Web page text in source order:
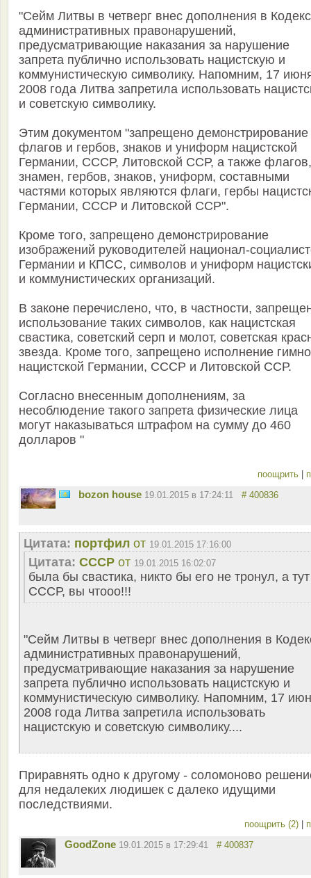
"Сейм Литвы в четверг внес дополнения в Кодекс
административных правонарушений,
предусматривающие наказания за нарушение
запрета публично использовать нацистскую и
коммунистическую символику. Напомним, 17
2008 года Литва запретила использовать
и советскую символику.
Этим документом "запрещено демонстрирование
флагов и гербов, знаков и униформ нацистской
Германии, СССР, Литовской ССР, а также флагов,
знамен, гербов, знаков, униформ, составными
частями которых являются флаги, гербы
Германии, СССР и Литовской ССР".
Кроме того, запрещено демонстрирование
изображений руководителей национал-
Германии и КПСС, символов и униформ
и коммунистических организаций.
В законе перечислено, что, в частности,
использование таких символов, как нацистская
свастика, советский серп и молот, советская
звезда. Кроме того, запрещено исполнение
нацистской Германии, СССР и Литовской ССР.
Согласно внесенным дополнениям, за
несоблюдение такого запрета физические лица
могут наказываться штрафом на сумму до 460
долларов "
поощрить
bozon house 19.01.2015 в 17:24:11 # 400836
Цитата: портфил от 19.01.2015 17:16:00
Цитата: СССР от 19.01.2015 16:02:07
была бы свастика, никто бы его не тронул, а тут
СССР, вы чтооо!!!
"Сейм Литвы в четверг внес дополнения в
административных правонарушений,
предусматривающие наказания за нарушение
запрета публично использовать нацистскую и
коммунистическую символику. Напомним, 17
2008 года Литва запретила использовать
нацистскую и советскую символику....
Приравнять одно к другому - соломоново
для недалеких людишек с далеко идущими
последствиями.
поощрить (2)
GoodZone 19.01.2015 в 17:29:41 # 400837